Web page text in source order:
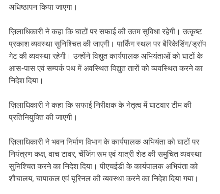
अधिष्ठापन किया जाएगा।
ज़िलाधिकारी ने कहा कि घाटों पर सफाई की उतम सुविधा रहेगी। उत्कृष्ट
प्रकाश व्यवस्था सुनिश्चित की जाएगी। पार्किंग स्थल पर बैरिकेडिंग/ड्रॉप
गेट की व्यवस्था रहेगी। उन्होंने विद्युत कार्यपालक अभियंताओं को घाटों के
आस-पास एवं सम्पर्क पथ में अवस्थित विद्युत तारों को व्यवस्थित करने का
निदेश दिया।
ज़िलाधिकारी ने कहा कि सफाई निरीक्षक के नेतृत्व में घाटवार टीम की
प्रतिनियुक्ति की जाएगी।
ज़िलाधिकारी ने भवन निर्माण विभाग के कार्यपालक अभियंता को घाटों पर
नियंत्रण कक्ष, वाच टावर, चेंजिंग रूम एवं यात्री शेड की समुचित व्यवस्था
सुनिश्चित करने का निदेश दिया। पीएचईडी के कार्यपालक अभियंता को
शौचालय, चापाकल एवं यूरिनल की व्यवस्था करने का निदेश दिया गया।